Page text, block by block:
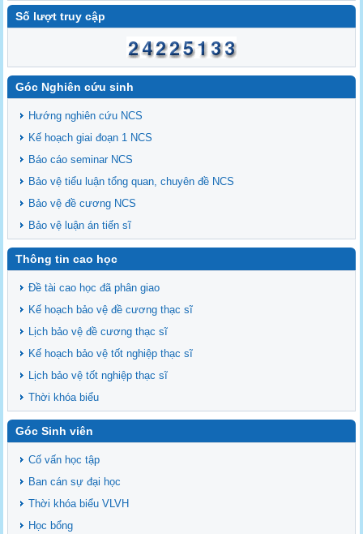
Số lượt truy cập
Góc Nghiên cứu sinh
Hướng nghiên cứu NCS
Kế hoạch giai đoạn 1 NCS
Báo cáo seminar NCS
Bảo vệ tiểu luận tổng quan, chuyên đề NCS
Bảo vệ đề cương NCS
Bảo vệ luận án tiến sĩ
Thông tin cao học
Đề tài cao học đã phân giao
Kế hoạch bảo vệ đề cương thạc sĩ
Lịch bảo vệ đề cương thạc sĩ
Kế hoạch bảo vệ tốt nghiệp thạc sĩ
Lịch bảo vệ tốt nghiệp thạc sĩ
Thời khóa biểu
Góc Sinh viên
Cố vấn học tập
Ban cán sự đại học
Thời khóa biểu VLVH
Học bổng